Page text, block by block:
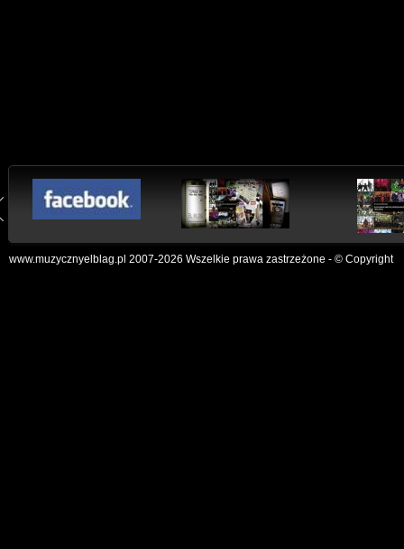
www.muzycznyelblag.pl 2007-2026 Wszelkie prawa zastrzeżone - © Copyright